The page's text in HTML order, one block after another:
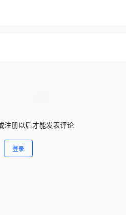
注册以后才能发表评论
登录